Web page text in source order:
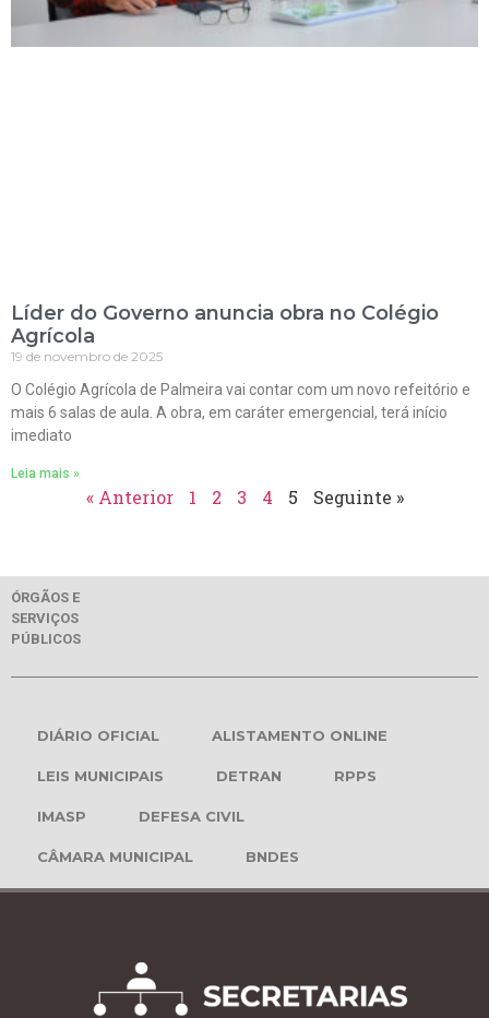
Líder do Governo anuncia obra no Colégio
Agrícola
19 de novembro de 2025
O Colégio Agrícola de Palmeira vai contar com um novo refeitório e
mais 6 salas de aula. A obra, em caráter emergencial, terá início
imediato
Leia mais »
« Anterior 1 2 3 4 5 Seguinte »
ÓRGÃOS E
SERVIÇOS
PÚBLICOS
DIÁRIO OFICIAL ALISTAMENTO ONLINE
LEIS MUNICIPAIS DETRAN RPPS
IMASP DEFESA CIVIL
CÂMARA MUNICIPAL BNDES